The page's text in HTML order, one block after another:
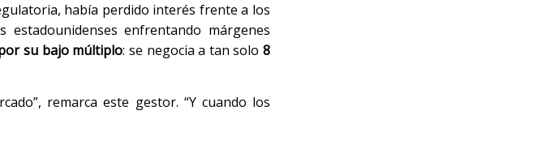
había perdido interés frente a los
enfrentando márgenes
su bajo múltiplo: se negocia a tan solo8
remarca este gestor. “Y cuando los